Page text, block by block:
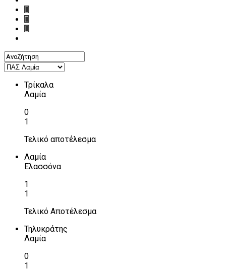
Τρίκαλα
Λαμία
0
1
Τελικό αποτέλεσμα
Λαμία
Ελασσόνα
1
1
Τελικό Αποτέλεσμα
Τηλυκράτης
Λαμία
0
1